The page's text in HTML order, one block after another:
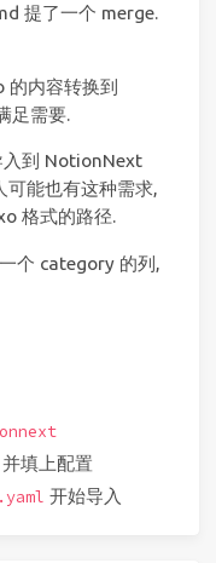
提了一个 merge.
的内容转换到
足需要.
入到 NotionNext
可能也有这种需求,
格式的路径.
个 category 的列,
填上配置
开始导入